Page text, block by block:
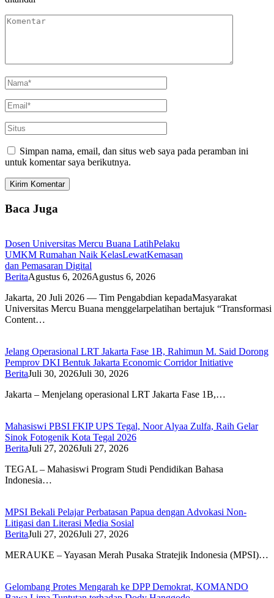
Simpan nama, email, dan situs web saya pada peramban ini
untuk komentar saya berikutnya.
Baca Juga
Dosen Universitas Mercu Buana LatihPelaku
UMKM Rumahan Naik KelasLewatKemasan
dan Pemasaran Digital
BeritaAgustus 6, 2026Agustus 6, 2026
Jakarta, 20 Juli 2026 — Tim Pengabdian kepadaMasyarakat
Universitas Mercu Buana menggelarpelatihan bertajuk
Content…
Jelang Operasional LRT Jakarta Fase 1B, Rahimun M. Said Dorong
Pemprov DKI Bentuk Jakarta Economic Corridor Initiative
BeritaJuli 30, 2026Juli 30, 2026
Jakarta – Menjelang operasional LRT Jakarta Fase 1B,…
Mahasiswi PBSI FKIP UPS Tegal, Noor Alyaa Zulfa, Raih Gelar
Sinok Fotogenik Kota Tegal 2026
BeritaJuli 27, 2026Juli 27, 2026
TEGAL – Mahasiswi Program Studi Pendidikan Bahasa
Indonesia…
MPSI Bekali Pelajar Perbatasan Papua dengan Advokasi Non-
Litigasi dan Literasi Media Sosial
BeritaJuli 27, 2026Juli 27, 2026
MERAUKE – Yayasan Merah Pusaka Stratejik Indonesia (MPSI)…
Gelombang Protes Mengarah ke DPP Demokrat, KOMANDO